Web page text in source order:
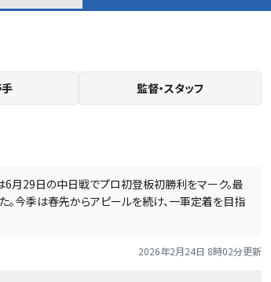
監督・スタッフ
6月29日の中日戦でプロ初登板初勝利をマーク。最
今季は春先からアピールを続け、一軍定着を目指
2026年2月24日 8時02分更新